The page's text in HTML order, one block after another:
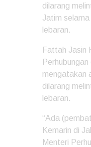
dilarang
Jatim selama
lebaran.
Fattah Jasin
mengatakan
dilarang
lebaran.
“Ada
Kemarin di
Menteri